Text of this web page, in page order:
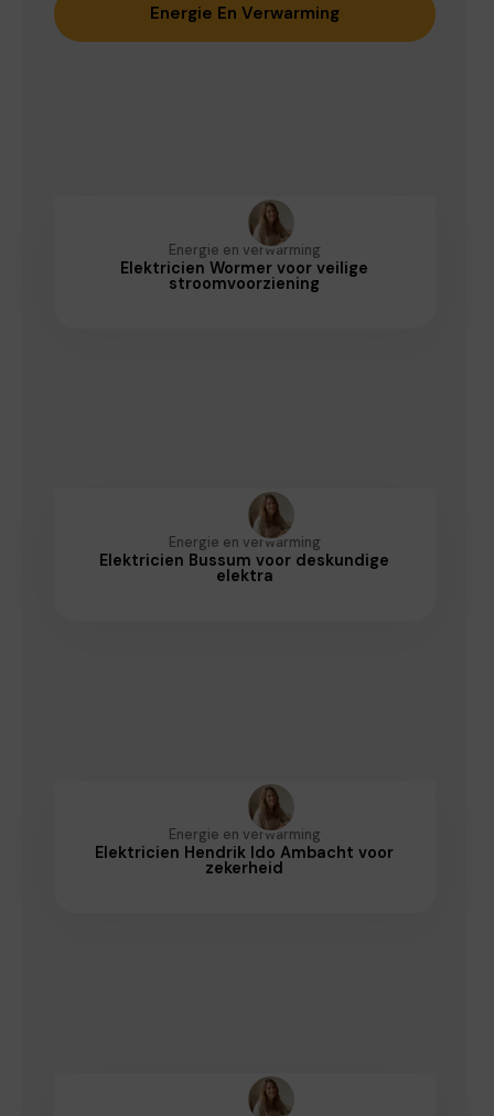
Energie En Verwarming
Energie en verwarming
Elektricien Wormer voor veilige
stroomvoorziening
Energie en verwarming
Elektricien Bussum voor deskundige
elektra
Energie en verwarming
Elektricien Hendrik Ido Ambacht voor
zekerheid